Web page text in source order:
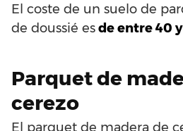
El coste de un suelo de
de doussié esde entre 40
Parquet de
cerezo
El parquet de madera de